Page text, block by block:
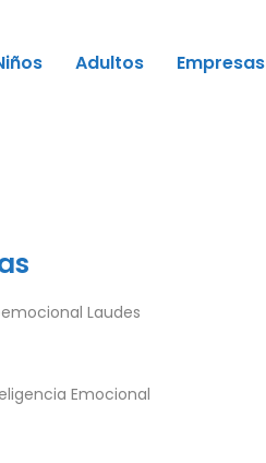
Adultos Empresas
Laudes
Emocional